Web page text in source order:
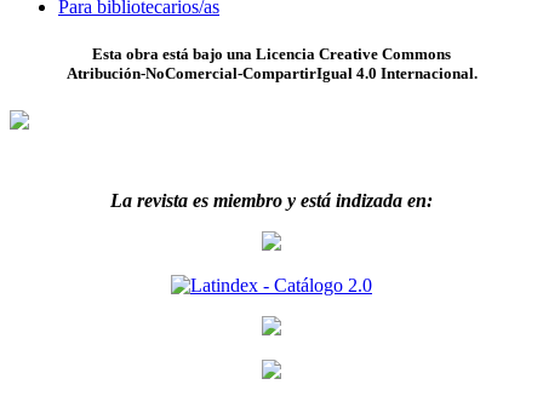
Para bibliotecarios/as
Esta obra está bajo una Licencia Creative Commons
Atribución-NoComercial-CompartirIgual 4.0 Internacional.
La revista es miembro y está indizada en: